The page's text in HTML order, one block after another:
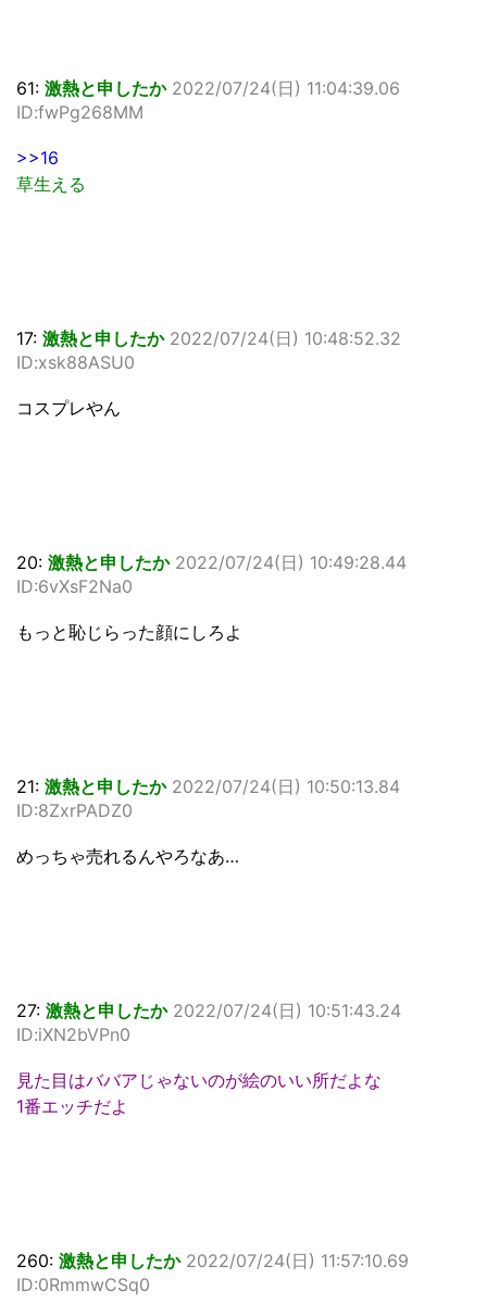
61: 激熱と申したか 2022/07/24(日) 11:04:39.06
ID:fwPg268MM
>>16
草生える
17: 激熱と申したか 2022/07/24(日) 10:48:52.32
ID:xsk88ASU0
コスプレやん
20: 激熱と申したか 2022/07/24(日) 10:49:28.44
ID:6vXsF2Na0
もっと恥じらった顔にしろよ
21: 激熱と申したか 2022/07/24(日) 10:50:13.84
ID:8ZxrPADZ0
めっちゃ売れるんやろなあ…
27: 激熱と申したか 2022/07/24(日) 10:51:43.24
ID:iXN2bVPn0
見た目はババアじゃないのが絵のいい所だよな
1番エッチだよ
260: 激熱と申したか 2022/07/24(日) 11:57:10.69
ID:0RmmwCSq0